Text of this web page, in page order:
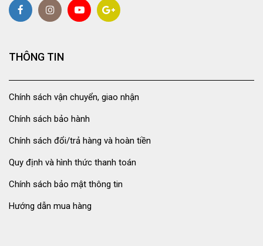
THÔNG TIN
Chính sách vận chuyển, giao nhận
Chính sách bảo hành
Chính sách đổi/trả hàng và hoàn tiền
Quy định và hình thức thanh toán
Chính sách bảo mật thông tin
Hướng dẫn mua hàng